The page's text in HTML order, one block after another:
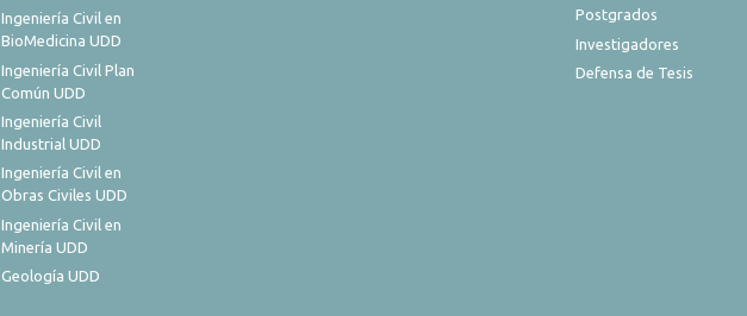
Ingeniería Civil en
BioMedicina UDD
Ingeniería Civil Plan
Común UDD
Ingeniería Civil
Industrial UDD
Ingeniería Civil en
Obras Civiles UDD
Ingeniería Civil en
Minería UDD
Geología UDD
Postgrados
Investigadores
Defensa de Tesis